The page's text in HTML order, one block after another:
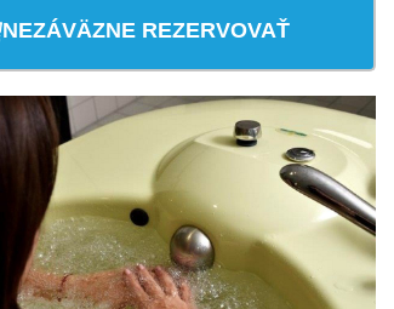
NEZÁVÄZNE REZERVOVAŤ